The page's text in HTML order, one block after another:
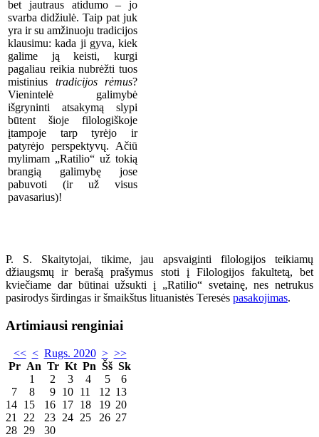
bet jautraus atidumo – jo
svarba didžiulė. Taip pat juk
yra ir su amžinuoju tradicijos
klausimu: kada ji gyva, kiek
galime ją keisti, kurgi
pagaliau reikia nubrėžti tuos
mistinius tradicijos rėmus?
Vienintelė galimybė
išgryninti atsakymą slypi
būtent šioje filologiškoje
įtampoje tarp tyrėjo ir
patyrėjo perspektyvų. Ačiū
mylimam „Ratilio“ už tokią
brangią galimybę jose
pabuvoti (ir už visus
pavasarius)!
P. S. Skaitytojai, tikime, jau apsvaiginti filologijos teikiamų
džiaugsmų ir berašą prašymus stoti į Filologijos fakultetą, bet
kviečiame dar būtinai užsukti į „Ratilio“ svetainę, nes netrukus
pasirodys širdingas ir šmaikštus lituanistės Teresės pasakojimas.
Artimiausi renginiai
<< < Rugs. 2020 > >>
Pr An Tr Kt Pn Šš Sk
1
2 3 4 5
6
7
8 9 10 11 12 13
14 15 16 17 18 19 20
21
22 23 24 25 26 27
28 29 30